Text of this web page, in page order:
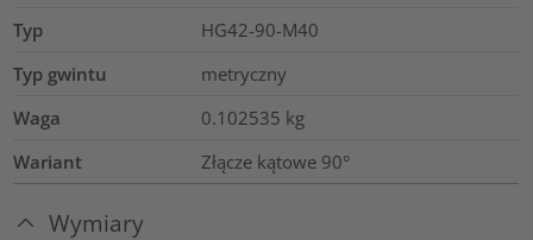
Typ
HG42-90-M40
Typ gwintu
metryczny
Waga
0.102535 kg
Wariant
Złącze kątowe 90°
Wymiary